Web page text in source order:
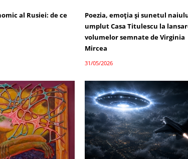
al Rusiei: de ce
Poezia, emoția și sunetul
umplut Casa Titulescu la
volumelor semnate de Virginia
Mircea
31/05/2026